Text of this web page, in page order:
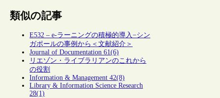
類似の記事
E532 – e-ラーニングの積極的導入−シン
ガポールの事例から＜文献紹介＞
Journal of Documentation 61(6)
リエゾン・ライブラリアンのこれから
の役割
Information & Management 42(8)
Library & Information Science Research
28(1)